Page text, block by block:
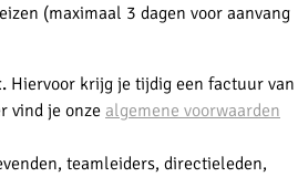
(maximaal 3 dagen voor aanvang
Hiervoor krijg je tijdig een factuur van
vind je onze algemene voorwaarden
teamleiders, directieleden,